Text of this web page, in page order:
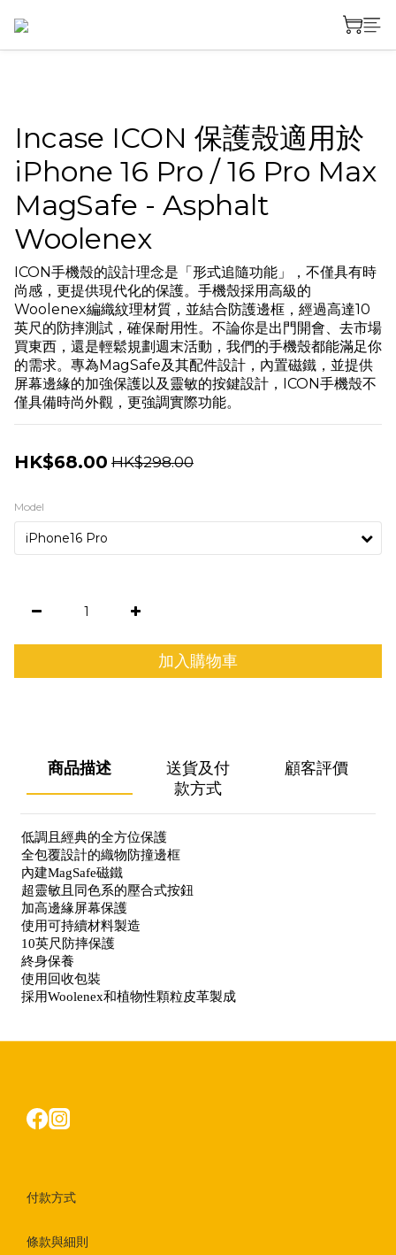
Incase ICON 保護殼適用於
iPhone 16 Pro / 16 Pro Max
MagSafe - Asphalt
Woolenex
ICON手機殼的設計理念是「形式追隨功能」，不僅具有時
尚感，更提供現代化的保護。手機殼採用高級的
Woolenex編織紋理材質，並結合防護邊框，經過高達10
英尺的防摔測試，確保耐用性。不論你是出門開會、去市場
買東西，還是輕鬆規劃週末活動，我們的手機殼都能滿足你
的需求。專為MagSafe及其配件設計，內置磁鐵，並提供
屏幕邊緣的加強保護以及靈敏的按鍵設計，ICON手機殼不
僅具備時尚外觀，更強調實際功能。
HK$68.00 HK$298.00
Model
加入購物車
商品描述
送貨及付
款方式
顧客評價
低調且經典的全方位保護
全包覆設計的織物防撞邊框
內建MagSafe磁鐵
超靈敏且同色系的壓合式按鈕
加高邊緣屏幕保護
使用可持續材料製造
10英尺防摔保護
終身保養
使用回收包裝
採用Woolenex和植物性顆粒皮革製成
付款方式
條款與細則